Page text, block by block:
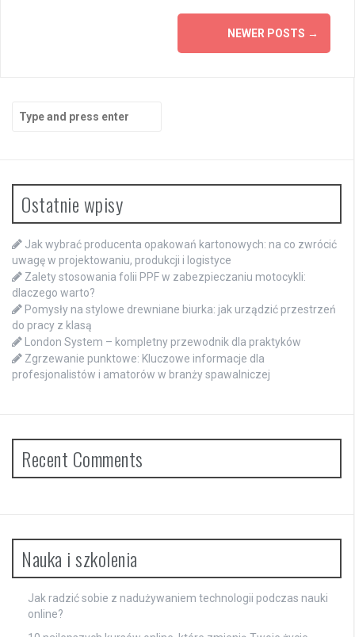
NEWER POSTS →
for:
Ostatnie wpisy
Jak wybrać producenta opakowań kartonowych: na co zwrócić
uwagę w projektowaniu, produkcji i logistyce
Zalety stosowania folii PPF w zabezpieczaniu motocykli:
dlaczego warto?
Pomysły na stylowe drewniane biurka: jak urządzić przestrzeń
do pracy z klasą
London System – kompletny przewodnik dla praktyków
Zgrzewanie punktowe: Kluczowe informacje dla
profesjonalistów i amatorów w branży spawalniczej
Recent Comments
Nauka i szkolenia
Jak radzić sobie z nadużywaniem technologii podczas nauki
online?